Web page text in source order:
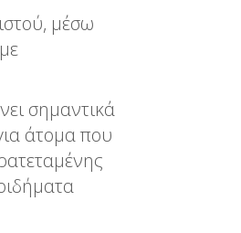
μέσω
σημαντικά
άτομα που